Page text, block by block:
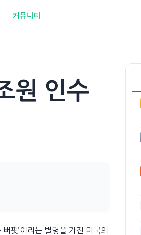
커뮤니티
원 인수
핏’이라는 별명을 가진 미국의